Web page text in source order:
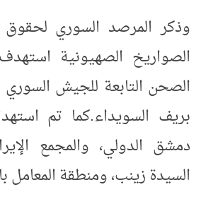
وذكر المرصد السوري لحقوق
الصواريخ الصهيونية
الصحن التابعة للجيش
بريف السويداء.كما تم
دمشق الدولي، والمجمع
السيدة زينب، ومنطقة المعامل